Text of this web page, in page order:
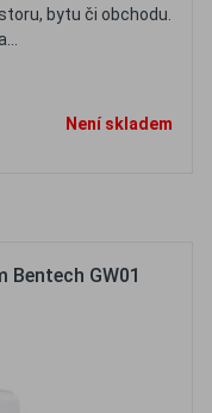
bytu či obchodu.
Není skladem
Bentech GW01